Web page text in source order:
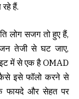
हैं.
लोग सजग तो हुए हैं,
तेजी से घट जाए,
में से एक है OMAD
इसे फॉलो करने से
फायदे और सेहत पर